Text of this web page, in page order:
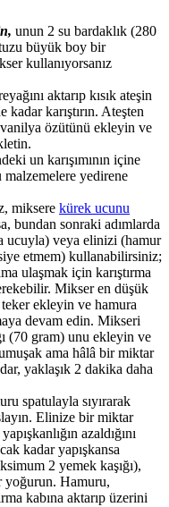
unun 2 su bardaklık (280
tuzu büyük boy bir
kullanıyorsanız
aktarıp kısık ateşin
kadar karıştırın. Ateşten
vanilya özütünü ekleyin ve
un karışımının içine
malzemelere yedirene
miksere kürek ucunu
bundan sonraki adımlarda
ucuyla) veya elinizi (hamur
etmem) kullanabilirsiniz;
ulaşmak için karıştırma
Mikser en düşük
teker ekleyin ve hamura
devam edin. Mikseri
(70 gram) unu ekleyin ve
ama hâlâ bir miktar
yaklaşık 2 dakika daha
spatulayla sıyırarak
Elinize bir miktar
azaldığını
kadar yapışkansa
2 yemek kaşığı),
yoğurun. Hamuru,
kabına aktarıp üzerini